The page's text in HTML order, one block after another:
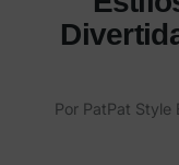
Por PatPat Style